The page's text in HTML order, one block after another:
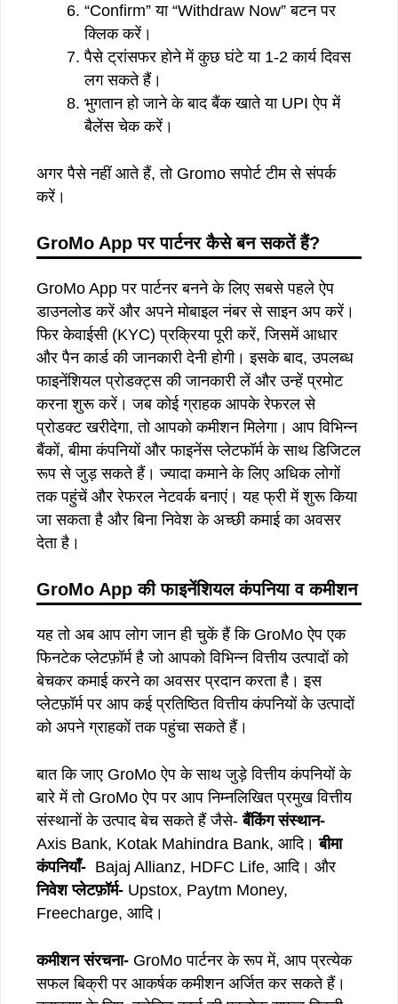
“Confirm” या “Withdraw Now” बटन पर
क्लिक करें।
पैसे ट्रांसफर होने में कुछ घंटे या 1-2 कार्य दिवस
लग सकते हैं।
भुगतान हो जाने के बाद बैंक खाते या UPI ऐप में
बैलेंस चेक करें।
अगर पैसे नहीं आते हैं, तो Gromo सपोर्ट टीम से संपर्क
करें।
GroMo Appपर पार्टनर कैसे बन सकतें हैं?
GroMo App पर पार्टनर बनने के लिए सबसे पहले ऐप
डाउनलोड करें और अपने मोबाइल नंबर से साइन अप करें।
फिर केवाईसी (KYC) प्रक्रिया पूरी करें, जिसमें आधार
और पैन कार्ड की जानकारी देनी होगी। इसके बाद, उपलब्ध
फाइनेंशियल प्रोडक्ट्स की जानकारी लें और उन्हें प्रमोट
करना शुरू करें। जब कोई ग्राहक आपके रेफरल से
प्रोडक्ट खरीदेगा, तो आपको कमीशन मिलेगा। आप विभिन्न
बैंकों, बीमा कंपनियों और फाइनेंस प्लेटफॉर्म के साथ डिजिटल
रूप से जुड़ सकते हैं। ज्यादा कमाने के लिए अधिक लोगों
तक पहुंचें और रेफरल नेटवर्क बनाएं। यह फ्री में शुरू किया
जा सकता है और बिना निवेश के अच्छी कमाई का अवसर
देता है।
GroMo Appकी फाइनेंशियल कंपनिया व कमीशन
यह तो अब आप लोग जान ही चुकें हैं कि GroMo ऐप एक
फिनटेक प्लेटफ़ॉर्म है जो आपको विभिन्न वित्तीय उत्पादों को
बेचकर कमाई करने का अवसर प्रदान करता है। इस
प्लेटफ़ॉर्म पर आप कई प्रतिष्ठित वित्तीय कंपनियों के उत्पादों
को अपने ग्राहकों तक पहुंचा सकते हैं।
बात कि जाए GroMo ऐप के साथ जुड़े वित्तीय कंपनियों के
बारे में तो GroMo ऐप पर आप निम्नलिखित प्रमुख वित्तीय
संस्थानों के उत्पाद बेच सकते हैं जैसे-बैंकिंग संस्थान-
Axis Bank, Kotak Mahindra Bank, आदि।बीमा
कंपनियाँ- Bajaj Allianz, HDFC Life, आदि। और
निवेश प्लेटफ़ॉर्म- Upstox, Paytm Money,
Freecharge, आदि।
कमीशन संरचना- GroMo पार्टनर के रूप में, आप प्रत्येक
सफल बिक्री पर आकर्षक कमीशन अर्जित कर सकते हैं।